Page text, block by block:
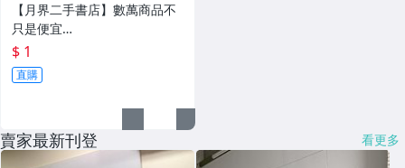
【月界二手書店】數萬商品不
只是便宜…
$ 1
直購
賣家最新刊登 看更多